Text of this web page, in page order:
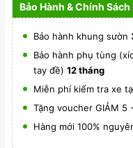
Bảo Hành & Chính Sách
Bảo hành khung sườn
Bảo hành phụ tùng
tay đề) 12 tháng
Miễn phí kiểm tra xe
Tặng voucher GIẢM 5
Hàng mới 100%